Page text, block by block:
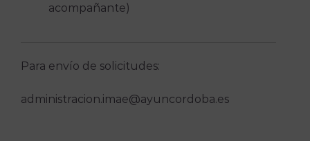
acompañante)
Para envío de solicitudes:
administracion.imae@ayuncordoba.es